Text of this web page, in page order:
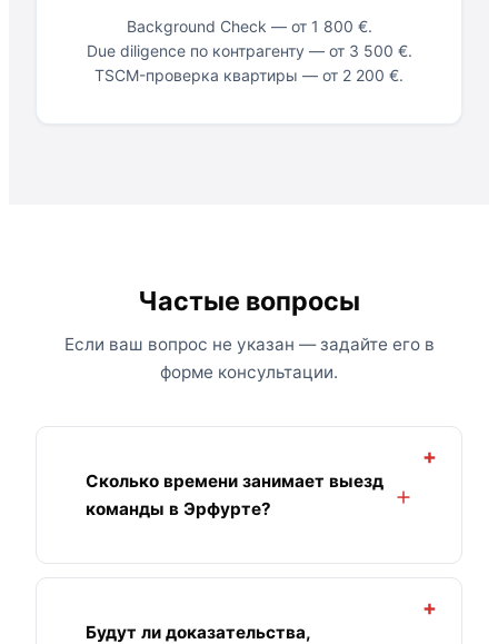
Background Check — от 1 800 €.
Due diligence по контрагенту — от 3 500 €.
TSCM-проверка квартиры — от 2 200 €.
Частые вопросы
Если ваш вопрос не указан — задайте его в
форме консультации.
Сколько времени занимает выезд
команды в Эрфурте?
+
Будут ли доказательства,
+